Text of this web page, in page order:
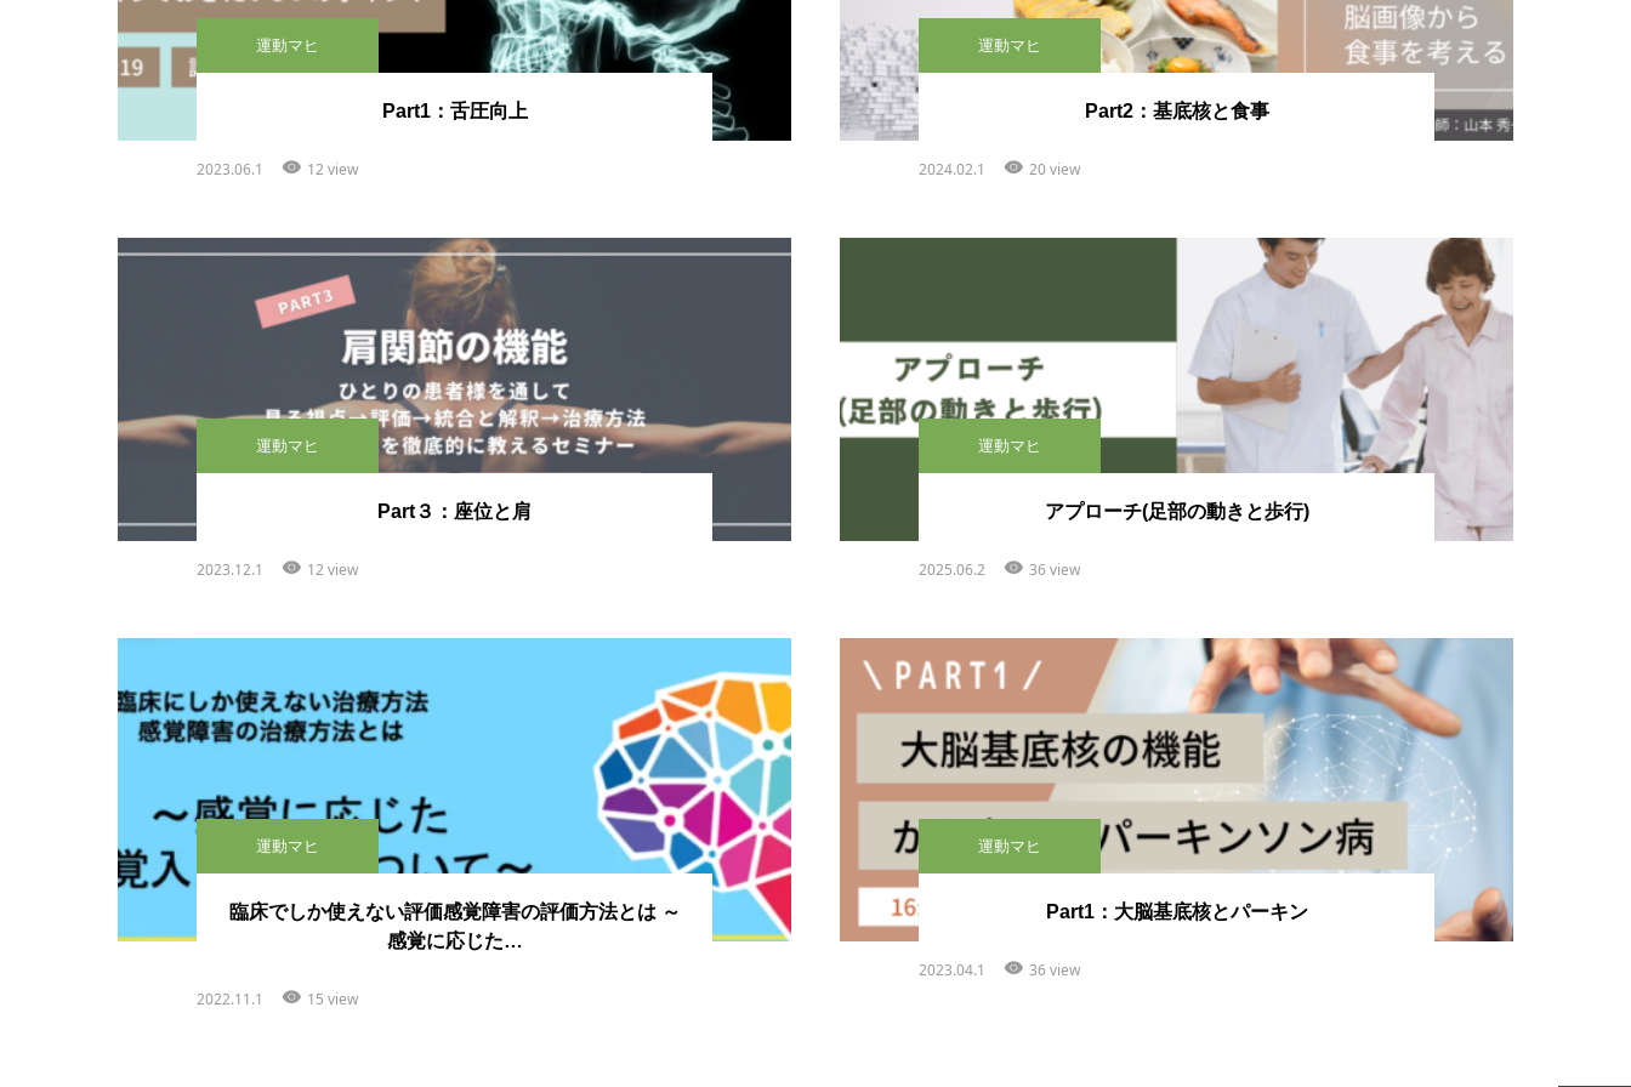
運動マヒ
Part1：舌圧向上
2023.06.1 12 view
運動マヒ
Part2：基底核と食事
2024.02.1 20 view
運動マヒ
Part３：座位と肩
2023.12.1 12 view
運動マヒ
アプローチ(足部の動きと歩行)
2025.06.2 36 view
運動マヒ
臨床でしか使えない評価感覚障害の評価方法とは ～
感覚に応じた…
2022.11.1 15 view
運動マヒ
Part1：大脳基底核とパーキン
2023.04.1 36 view